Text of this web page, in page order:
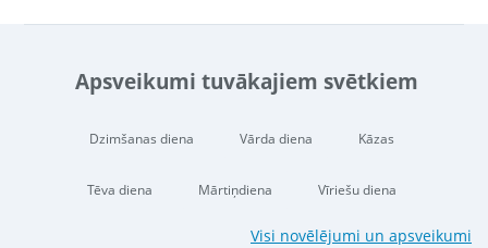
Apsveikumi tuvākajiem svētkiem
Dzimšanas diena Vārda diena Kāzas
Tēva diena Mārtiņdiena Vīriešu diena
Visi novēlējumi un apsveikumi